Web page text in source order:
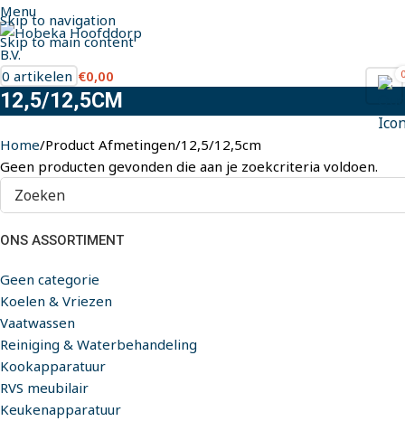
Skip to navigation
Skip to main content
Menu
0
0 artikelen €0,00
12,5/12,5CM
ONS ASSORTIMENT
Geen categorie
Koelen & Vriezen
Vaatwassen
Reiniging & Waterbehandeling
Kookapparatuur
RVS meubilair
Keukenapparatuur
Home Product Afmetingen 12,5/12,5cm
Geen producten gevonden die aan je zoekcriteria voldoen.